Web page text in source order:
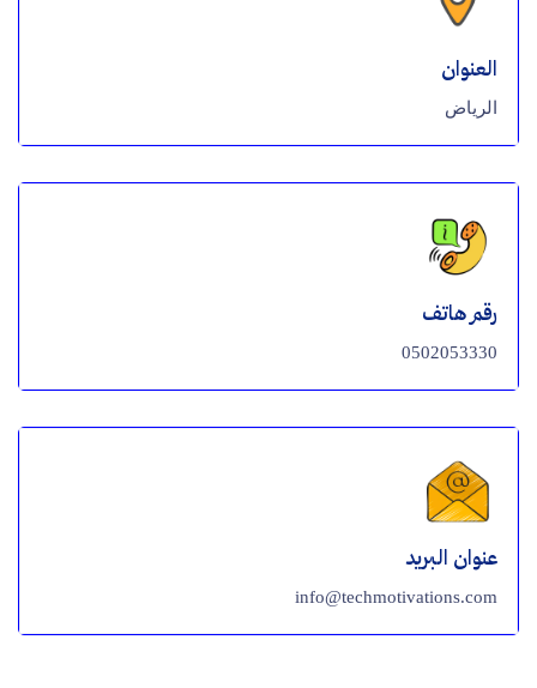
العنوان
الرياض
رقم هاتف
0502053330
عنوان البريد
info@techmotivations.com